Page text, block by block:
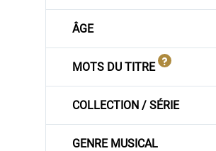
ÂGE
MOTS DU TITRE
COLLECTION / SÉRIE
GENRE MUSICAL